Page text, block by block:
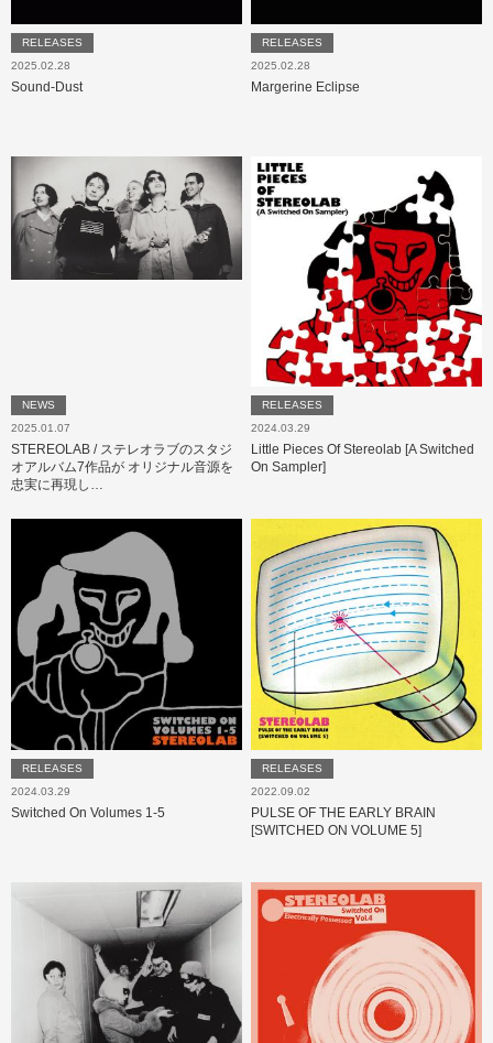
RELEASES
2025.02.28
Sound-Dust
RELEASES
2025.02.28
Margerine Eclipse
NEWS
2025.01.07
STEREOLAB / ステレオラブのスタジ
オアルバム7作品が オリジナル音源を
忠実に再現し…
RELEASES
2024.03.29
Little Pieces Of Stereolab [A Switched
On Sampler]
RELEASES
2024.03.29
Switched On Volumes 1-5
RELEASES
2022.09.02
PULSE OF THE EARLY BRAIN
[SWITCHED ON VOLUME 5]